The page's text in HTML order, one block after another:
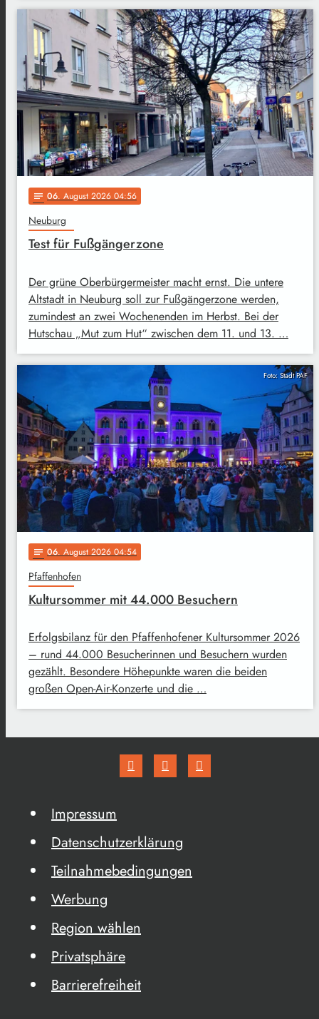
notes 06. August 2026 04:56
Neuburg
Test für Fußgängerzone
Der grüne Oberbürgermeister macht ernst. Die untere
Altstadt in Neuburg soll zur Fußgängerzone werden,
zumindest an zwei Wochenenden im Herbst. Bei der
Hutschau „Mut zum Hut“ zwischen dem 11. und 13. …
Foto: Stadt PAF
notes 06. August 2026 04:54
Pfaffenhofen
Kultursommer mit 44.000 Besuchern
Erfolgsbilanz für den Pfaffenhofener Kultursommer 2026
– rund 44.000 Besucherinnen und Besuchern wurden
gezählt. Besondere Höhepunkte waren die beiden
großen Open-Air-Konzerte und die …
Impressum
Datenschutzerklärung
Teilnahmebedingungen
Werbung
Region wählen
Privatsphäre
Barrierefreiheit